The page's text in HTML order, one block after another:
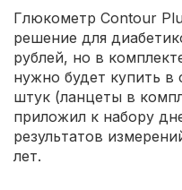
Глюкометр Contour
решение для
рублей, но в
нужно будет купить в
штук (ланцеты в
приложил к набору
результатов
лет.